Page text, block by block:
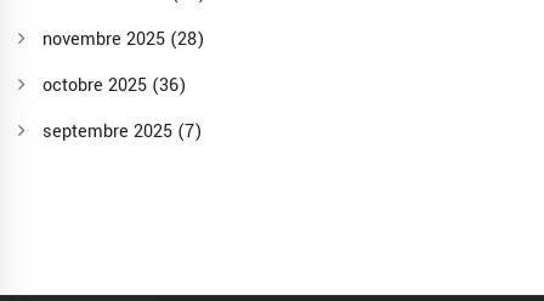
novembre 2025 (28)
octobre 2025 (36)
septembre 2025 (7)